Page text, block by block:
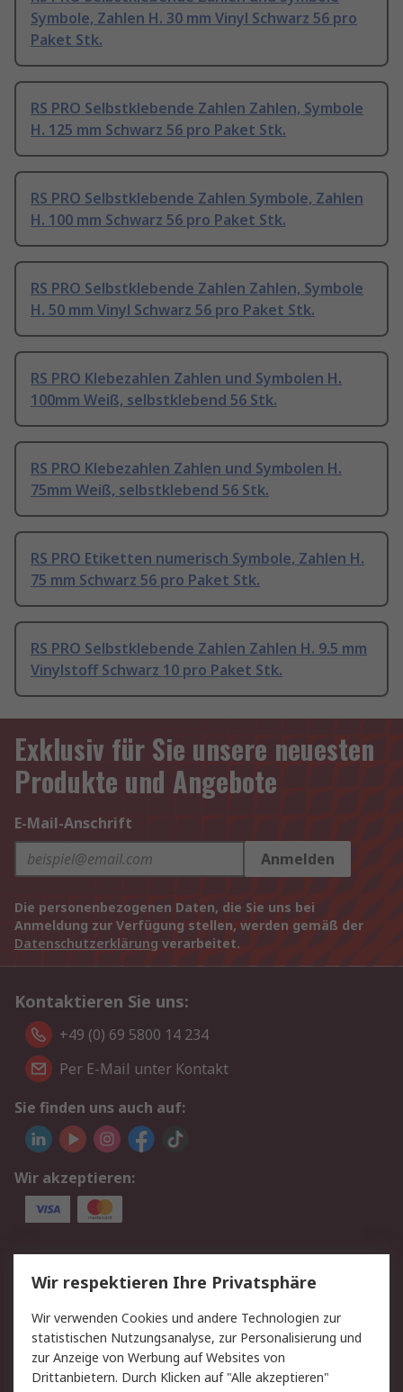
Symbole, Zahlen H. 30 mm Vinyl Schwarz 56 pro
Paket Stk.
RS PRO Selbstklebende Zahlen Zahlen, Symbole
H. 125 mm Schwarz 56 pro Paket Stk.
RS PRO Selbstklebende Zahlen Symbole, Zahlen
H. 100 mm Schwarz 56 pro Paket Stk.
RS PRO Selbstklebende Zahlen Zahlen, Symbole
H. 50 mm Vinyl Schwarz 56 pro Paket Stk.
RS PRO Klebezahlen Zahlen und Symbolen H.
100mm Weiß, selbstklebend 56 Stk.
RS PRO Klebezahlen Zahlen und Symbolen H.
75mm Weiß, selbstklebend 56 Stk.
RS PRO Etiketten numerisch Symbole, Zahlen H.
75 mm Schwarz 56 pro Paket Stk.
RS PRO Selbstklebende Zahlen Zahlen H. 9.5 mm
Vinylstoff Schwarz 10 pro Paket Stk.
Exklusiv für Sie unsere neuesten
Produkte und Angebote
E-Mail-Anschrift
Anmelden
Die personenbezogenen Daten, die Sie uns bei
Anmeldung zur Verfügung stellen, werden gemäß der
Datenschutzerklärung verarbeitet.
Kontaktieren Sie uns:
+49 (0) 69 5800 14 234
Per E-Mail unter Kontakt
Sie finden uns auch auf:
Wir akzeptieren:
Service
Value Added Services
Lieferlösungen
Rücksendungen
Kontakt
Hilfe
Privatkunden
Wir respektieren Ihre Privatsphäre
Wir verwenden Cookies und andere Technologien zur
statistischen Nutzungsanalyse, zur Personalisierung und
zur Anzeige von Werbung auf Websites von
Drittanbietern. Durch Klicken auf "Alle akzeptieren"